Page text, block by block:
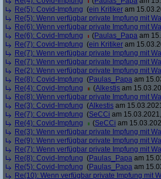
Re(5): Covid-Impfung (ein Kritiker am
Re(5): Wenn verfügbar private Impfung mit
Re(6): Wenn verfügbar private Impfung mit
Re(6): Covid-Impfung
(Paulas_Papa am
Re(7): Covid-Impfung (ein Kritiker am
Re(7): Wenn verfügbar private Impfung mit
Re(7): Wenn verfügbar private Impfung mit
Re(2): Wenn verfügbar private Impfung mit
Re(8): Covid-Impfung (Paulas_Papa am
Re(4): Covid-Impfung
(Alkestis am
Re(8): Wenn verfügbar private Impfung mit
Re(3): Covid-Impfung (Alkestis am
Re(7): Covid-Impfung (SeCCi am
Re(4): Covid-Impfung
(SeCCi am
Re(3): Wenn verfügbar private Impfung mit
Re(9): Wenn verfügbar private Impfung mit
Re(7): Wenn verfügbar private Impfung mit
Re(8): Covid-Impfung (Paulas_Papa am
Re(5): Covid-Impfung (Paulas_Papa am
Re(10): Wenn verfügbar private Impfung mit